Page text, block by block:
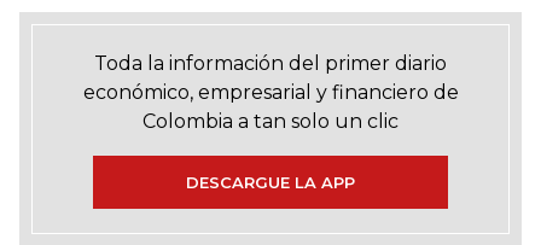
Toda la información del primer diario
económico, empresarial y financiero de
Colombia a tan solo un clic
DESCARGUE LA APP